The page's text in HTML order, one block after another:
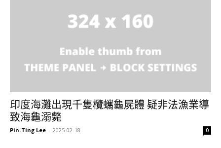
印度海灘出現千隻欖蠵龜屍體 疑非法漁業導
致海龜溺斃
Pin-Ting Lee - 2025-02-18 0